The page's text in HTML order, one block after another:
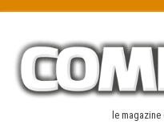
content
le